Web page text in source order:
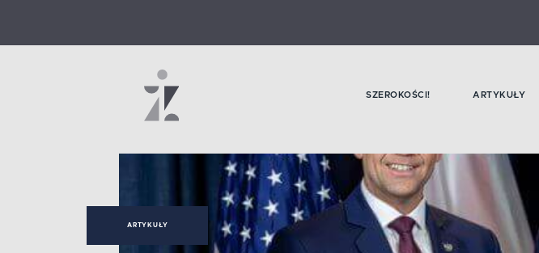
SZEROKOŚCI! ARTYKUŁY
ARTYKUŁY